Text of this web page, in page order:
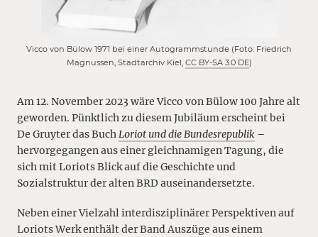
Vicco von Bülow 1971 bei einer Autogrammstunde (Foto: Friedrich
Magnussen, Stadtarchiv Kiel, CC BY-SA 3.0 DE)
Am 12. November 2023 wäre Vicco von Bülow 100 Jahre alt
geworden. Pünktlich zu diesem Jubiläum erscheint bei
De Gruyter das BuchLoriot und die Bundesrepublik –
hervorgegangen aus einer gleichnamigen Tagung, die
sich mit Loriots Blick auf die Geschichte und
Sozialstruktur der alten BRD auseinandersetzte.
Neben einer Vielzahl interdisziplinärer Perspektiven auf
Loriots Werk enthält der Band Auszüge aus einem